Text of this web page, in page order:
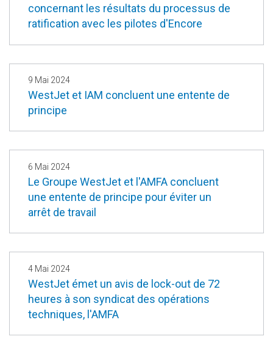
concernant les résultats du processus de
ratification avec les pilotes d'Encore
9 Mai 2024
WestJet et IAM concluent une entente de
principe
6 Mai 2024
Le Groupe WestJet et l'AMFA concluent
une entente de principe pour éviter un
arrêt de travail
4 Mai 2024
WestJet émet un avis de lock-out de 72
heures à son syndicat des opérations
techniques, l'AMFA